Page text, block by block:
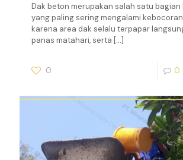
Dak beton merupakan salah satu bagian
yang paling sering mengalami
karena area dak selalu terpapar
panas matahari, serta […]
0 0